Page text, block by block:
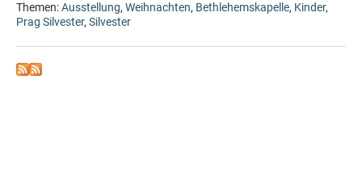
Themen:Ausstellung, Weihnachten, Bethlehemskapelle, Kinder,
Prag Silvester, Silvester